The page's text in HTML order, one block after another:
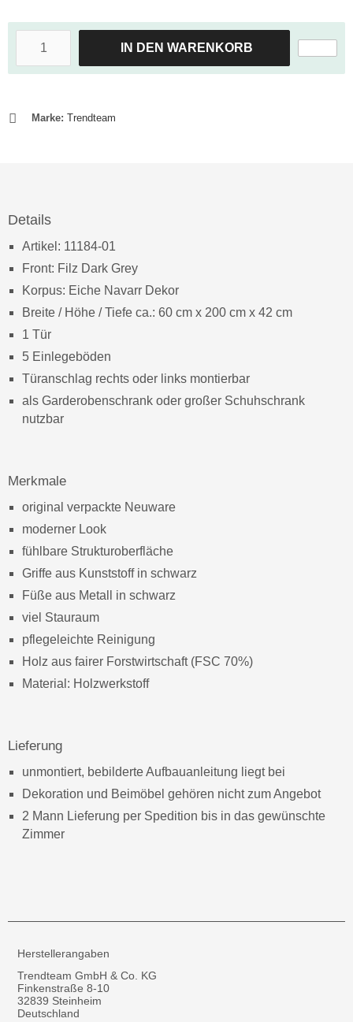
IN DEN WARENKORB
Marke: Trendteam
Details
Artikel: 11184-01
Front: Filz Dark Grey
Korpus: Eiche Navarr Dekor
Breite / Höhe / Tiefe ca.: 60 cm x 200 cm x 42 cm
1 Tür
5 Einlegeböden
Türanschlag rechts oder links montierbar
als Garderobenschrank oder großer Schuhschrank
nutzbar
Merkmale
original verpackte Neuware
moderner Look
fühlbare Strukturoberfläche
Griffe aus Kunststoff in schwarz
Füße aus Metall in schwarz
viel Stauraum
pflegeleichte Reinigung
Holz aus fairer Forstwirtschaft (FSC 70%)
Material: Holzwerkstoff
Lieferung
unmontiert, bebilderte Aufbauanleitung liegt bei
Dekoration und Beimöbel gehören nicht zum Angebot
2 Mann Lieferung per Spedition bis in das gewünschte
Zimmer
Herstellerangaben
Trendteam GmbH & Co. KG
Finkenstraße 8-10
32839 Steinheim
Deutschland